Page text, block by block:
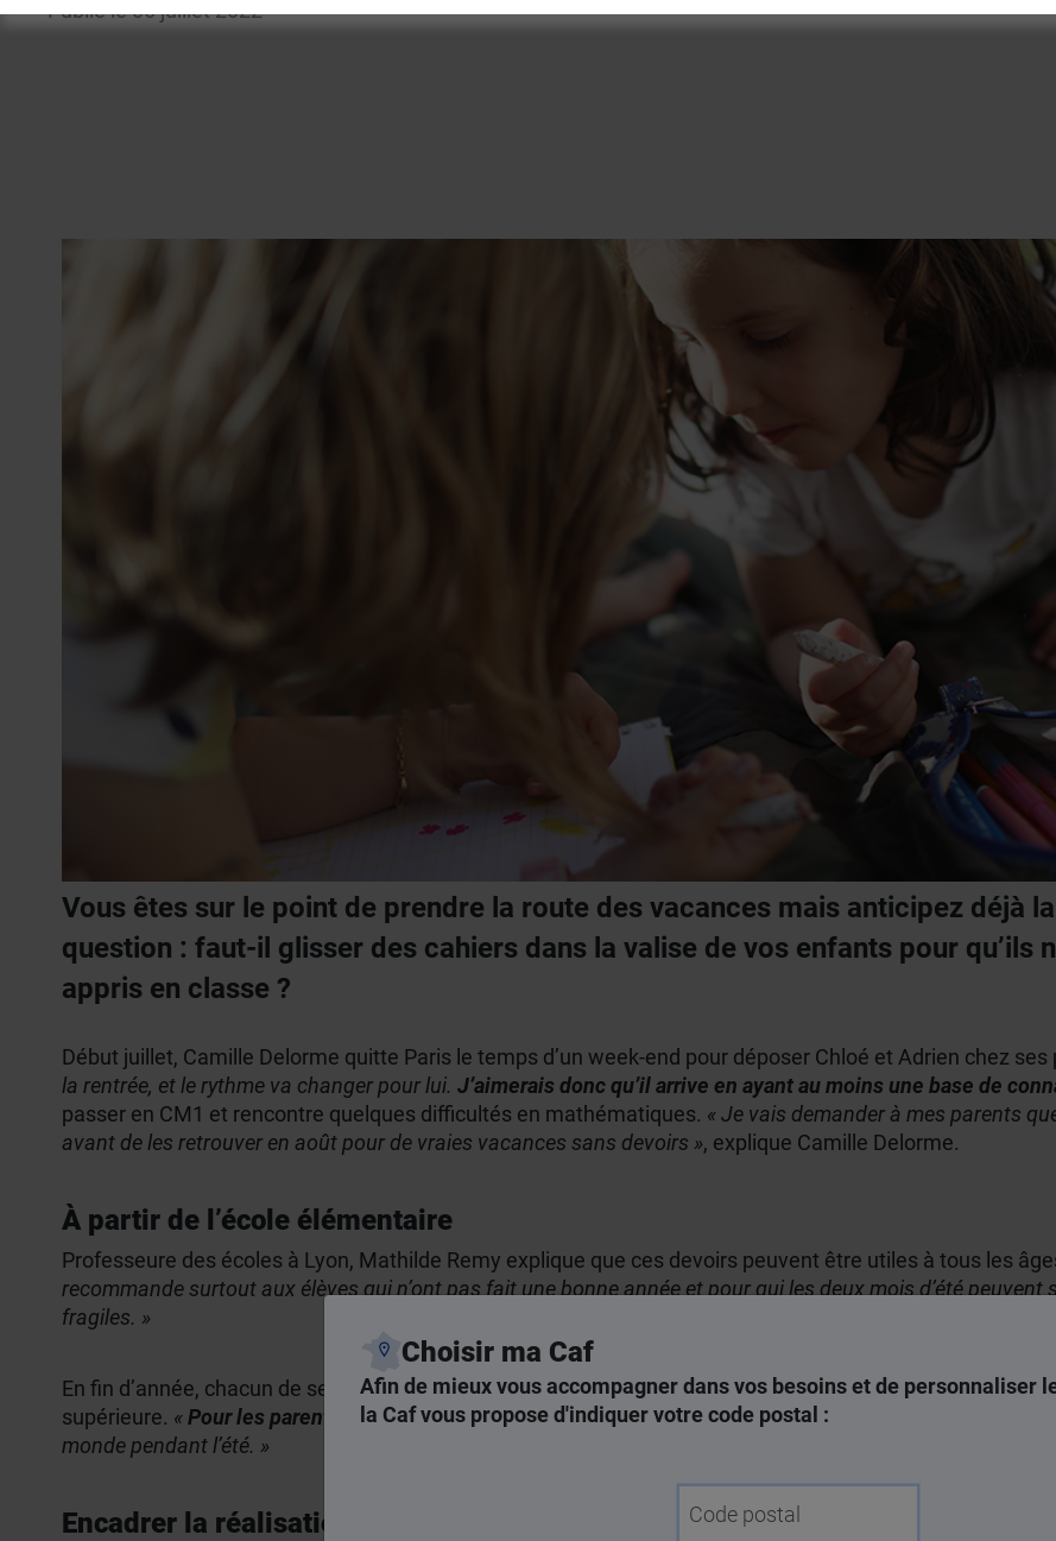
Choisir ma Caf
Afin de mieux vous accompagner dans vos besoins et de personnaliser
la Caf vous propose d'indiquer votre code postal :
Publié le 06 juillet 2022
Vous êtes sur le point de prendre la route des vacances mais anticipez déjà
question : faut-il glisser des cahiers dans la valise de vos enfants pour qu’ils
appris en classe ?
Début juillet, Camille Delorme quitte Paris le temps d’un week-end pour déposer Chloé et Adrien chez
la rentrée, et le rythme va changer pour lui. J’aimerais donc qu’il arrive en ayant au moins une base de
passer en CM1 et rencontre quelques difficultés en mathématiques. « Je vais demander à mes parents
avant de les retrouver en août pour de vraies vacances sans devoirs », explique Camille Delorme.
À partir de l’école élémentaire
Professeure des écoles à Lyon, Mathilde Remy explique que ces devoirs peuvent être utiles à tous les
recommande surtout aux élèves qui n’ont pas fait une bonne année et pour qui les deux mois d’été
fragiles. »
En fin d’année, chacun de ses élèves repart avec un bilan de ses compétences et peut donc cibler celles
supérieure. «Pour les parents comme pour les enfants, cela peut permettre d’aborder sereinement la
monde pendant l’été. »
Encadrer la réalisation des devoirs de vacances